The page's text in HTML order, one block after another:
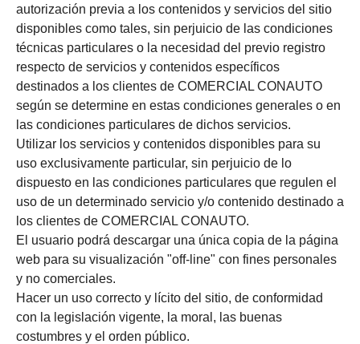
autorización previa a los contenidos y servicios del sitio
disponibles como tales, sin perjuicio de las condiciones
técnicas particulares o la necesidad del previo registro
respecto de servicios y contenidos específicos
destinados a los clientes de COMERCIAL CONAUTO
según se determine en estas condiciones generales o en
las condiciones particulares de dichos servicios.
Utilizar los servicios y contenidos disponibles para su
uso exclusivamente particular, sin perjuicio de lo
dispuesto en las condiciones particulares que regulen el
uso de un determinado servicio y/o contenido destinado a
los clientes de COMERCIAL CONAUTO.
El usuario podrá descargar una única copia de la página
web para su visualización "off-line" con fines personales
y no comerciales.
Hacer un uso correcto y lícito del sitio, de conformidad
con la legislación vigente, la moral, las buenas
costumbres y el orden público.